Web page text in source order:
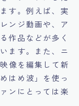
す。例えば、実
ンジ動画や、ア
作品などが多く
ます。また、ニ
像を編集して新
はめ波」を使っ
ンにとっては楽